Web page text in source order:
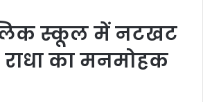
स्कूल में नटखट
का मनमोहक